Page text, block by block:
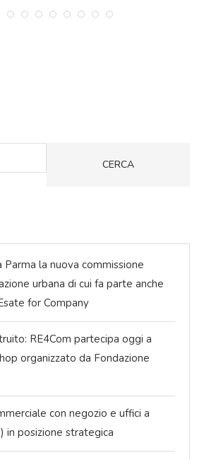
CERCA
Parma la nuova commissione
urbana di cui fa parte anche
for Company
RE4Com partecipa oggi a
organizzato da Fondazione
con negozio e uffici a
in posizione strategica